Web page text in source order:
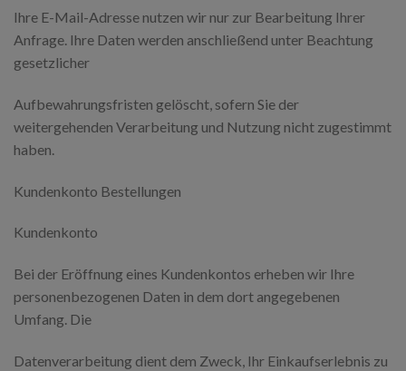
Ihre E-Mail-Adresse nutzen wir nur zur Bearbeitung Ihrer
Anfrage. Ihre Daten werden anschließend unter Beachtung
gesetzlicher
Aufbewahrungsfristen gelöscht, sofern Sie der
weitergehenden Verarbeitung und Nutzung nicht zugestimmt
haben.
Kundenkonto Bestellungen
Kundenkonto
Bei der Eröffnung eines Kundenkontos erheben wir Ihre
personenbezogenen Daten in dem dort angegebenen
Umfang. Die
Datenverarbeitung dient dem Zweck, Ihr Einkaufserlebnis zu